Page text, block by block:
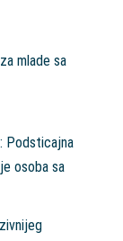
mlade sa
Podsticajna
osoba sa